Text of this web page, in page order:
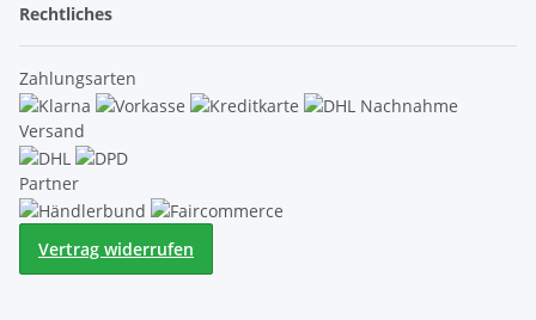
Rechtliches
Zahlungsarten
Versand
Partner
Vertrag widerrufen